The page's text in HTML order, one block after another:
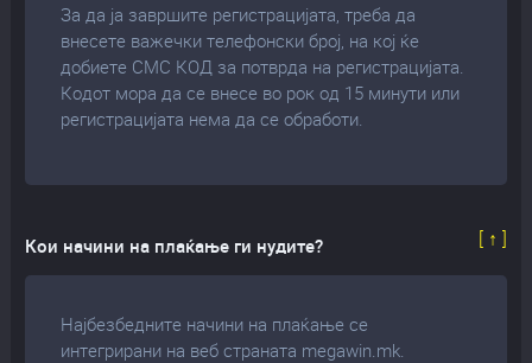
За да ја завршите регистрацијата, треба да
внесете важечки телефонски број, на кој ќе
добиете СМС КОД за потврда на регистрацијата.
Кодот мора да се внесе во рок од 15 минути или
регистрацијата нема да се обработи.
Кои начини на плаќање ги нудите? [ ↑ ]
Најбезбедните начини на плаќање се
интегрирани на веб страната megawin.mk.